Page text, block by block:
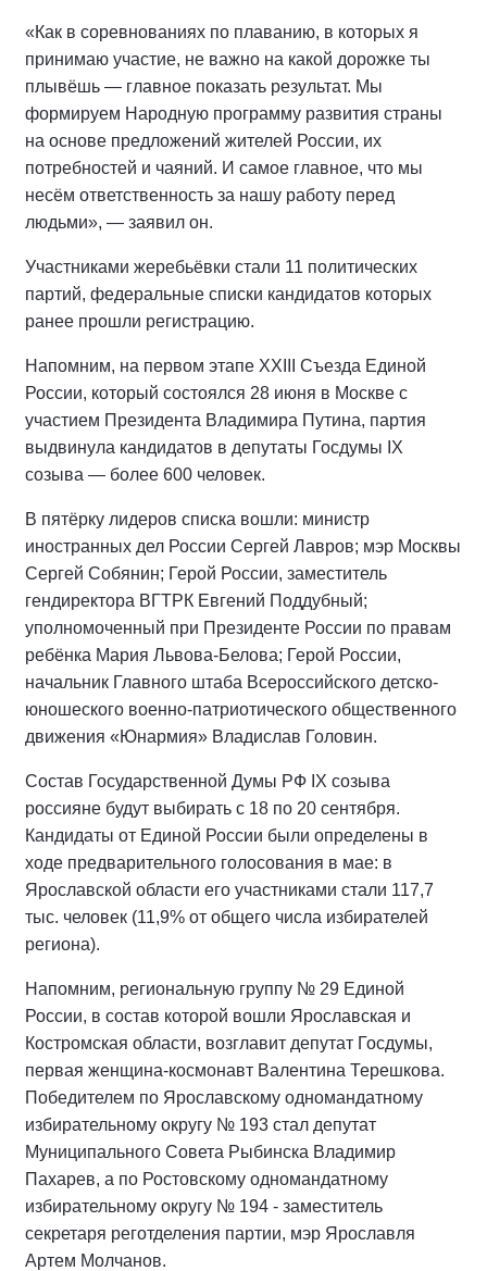
«Как в соревнованиях по плаванию, в которых я
принимаю участие, не важно на какой дорожке ты
плывёшь — главное показать результат. Мы
формируем Народную программу развития страны
на основе предложений жителей России, их
потребностей и чаяний. И самое главное, что мы
несём ответственность за нашу работу перед
людьми», — заявил он.
Участниками жеребьёвки стали 11 политических
партий, федеральные списки кандидатов которых
ранее прошли регистрацию.
Напомним, на первом этапе XXIII Съезда Единой
России, который состоялся 28 июня в Москве с
участием Президента Владимира Путина, партия
выдвинула кандидатов в депутаты Госдумы IX
созыва — более 600 человек.
В пятёрку лидеров списка вошли: министр
иностранных дел России Сергей Лавров; мэр Москвы
Сергей Собянин; Герой России, заместитель
гендиректора ВГТРК Евгений Поддубный;
уполномоченный при Президенте России по правам
ребёнка Мария Львова-Белова; Герой России,
начальник Главного штаба Всероссийского детско-
юношеского военно-патриотического общественного
движения «Юнармия» Владислав Головин.
Состав Государственной Думы РФ IХ созыва
россияне будут выбирать с 18 по 20 сентября.
Кандидаты от Единой России были определены в
ходе предварительного голосования в мае: в
Ярославской области его участниками стали 117,7
тыс. человек (11,9% от общего числа избирателей
региона).
Напомним, региональную группу № 29 Единой
России, в состав которой вошли Ярославская и
Костромская области, возглавит депутат Госдумы,
первая женщина-космонавт Валентина Терешкова.
Победителем по Ярославскому одномандатному
избирательному округу № 193 стал депутат
Муниципального Совета Рыбинска Владимир
Пахарев, а по Ростовскому одномандатному
избирательному округу № 194 - заместитель
секретаря реготделения партии, мэр Ярославля
Артем Молчанов.